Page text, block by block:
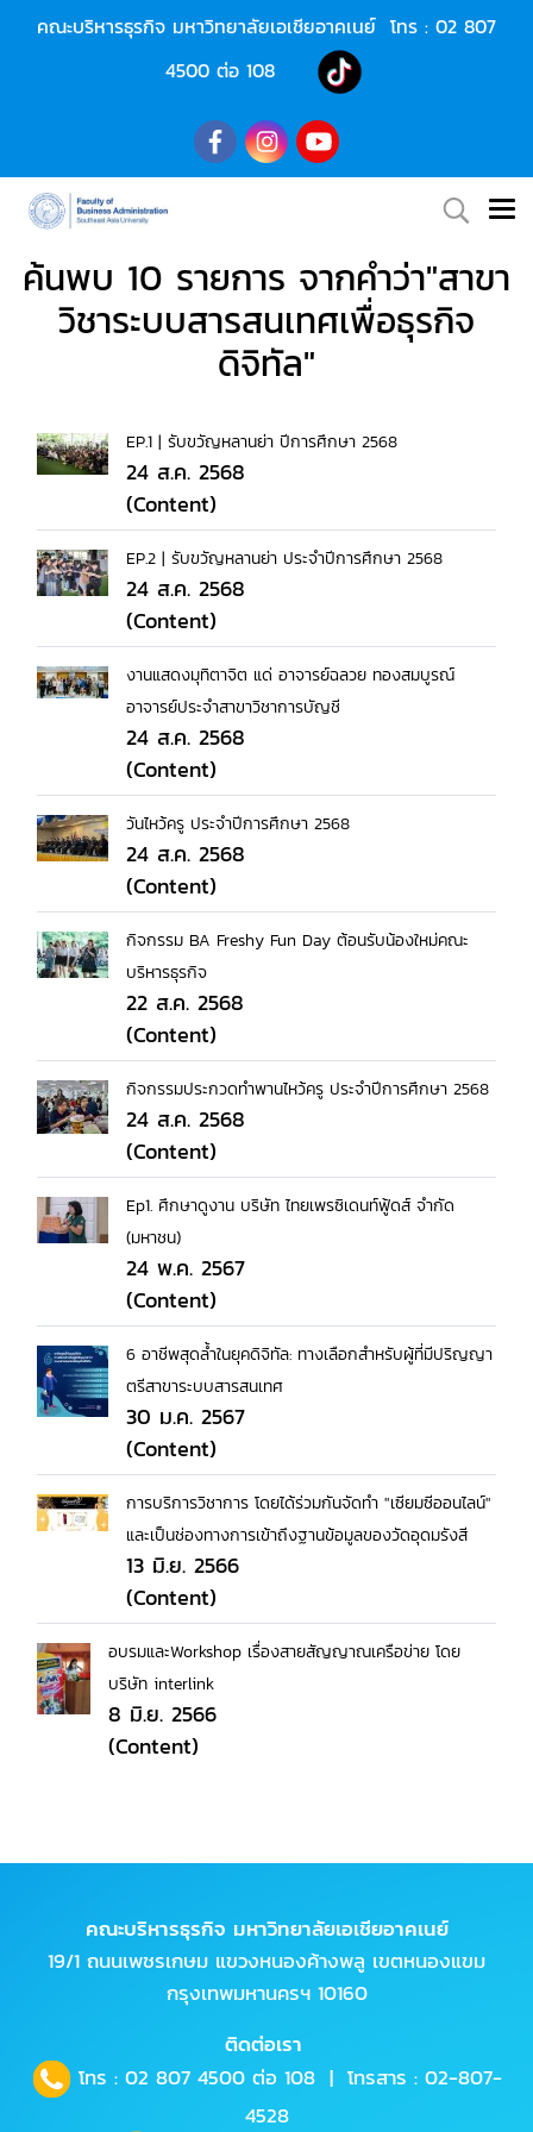
คณะบริหารธุรกิจ มหาวิทยาลัยเอเชียอาคเนย์ โทร : 02 807
4500ต่อ 108
ค้นพบ 10 รายการ จากคำว่า"สาขา
วิชาระบบสารสนเทศเพื่อธุรกิจ
ดิจิทัล"
EP.1 | รับขวัญหลานย่า ปีการศึกษา 2568
24 ส.ค. 2568
(Content)
EP.2 | รับขวัญหลานย่า ประจำปีการศึกษา 2568
24 ส.ค. 2568
(Content)
งานแสดงมุทิตาจิต แด่ อาจารย์ฉลวย ทองสมบูรณ์
อาจารย์ประจำสาขาวิชาการบัญชี
24 ส.ค. 2568
(Content)
วันไหว้ครู ประจำปีการศึกษา 2568
24 ส.ค. 2568
(Content)
กิจกรรม BA Freshy Fun Day ต้อนรับน้องใหม่คณะ
บริหารธุรกิจ
22 ส.ค. 2568
(Content)
กิจกรรมประกวดทำพานไหว้ครู ประจำปีการศึกษา 2568
24 ส.ค. 2568
(Content)
Ep1. ศึกษาดูงาน บริษัท ไทยเพรซิเดนท์ฟู้ดส์ จำกัด
(มหาชน)
24 พ.ค. 2567
(Content)
6 อาชีพสุดล้ำในยุคดิจิทัล: ทางเลือกสำหรับผู้ที่มีปริญญา
ตรีสาขาระบบสารสนเทศ
30 ม.ค. 2567
(Content)
การบริการวิชาการ โดยได้ร่วมกันจัดทำ "เซียมซีออนไลน์"
และเป็นช่องทางการเข้าถึงฐานข้อมูลของวัดอุดมรังสี
13 มิ.ย. 2566
(Content)
อบรมและWorkshop เรื่องสายสัญญาณเครือข่าย โดย
บริษัท interlink
8 มิ.ย. 2566
(Content)
คณะบริหารธุรกิจ มหาวิทยาลัยเอเชียอาคเนย์
19/1 ถนนเพชรเกษม แขวงหนองค้างพลู เขตหนองแขม
กรุงเทพมหานครฯ 10160
ติดต่อเรา
โทร : 02 807 4500ต่อ 108 | โทรสาร : 02-807-
4528